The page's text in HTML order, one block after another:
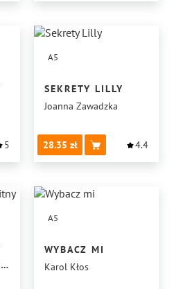
5
A5
SEKRETY LILLY
Joanna Zawadzka
28.35 4.4
A5
WYBACZ MI
Karol Kłos